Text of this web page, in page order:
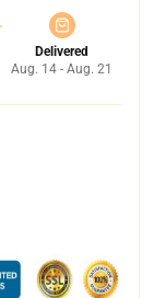
Delivered
Aug. 14 - Aug. 21